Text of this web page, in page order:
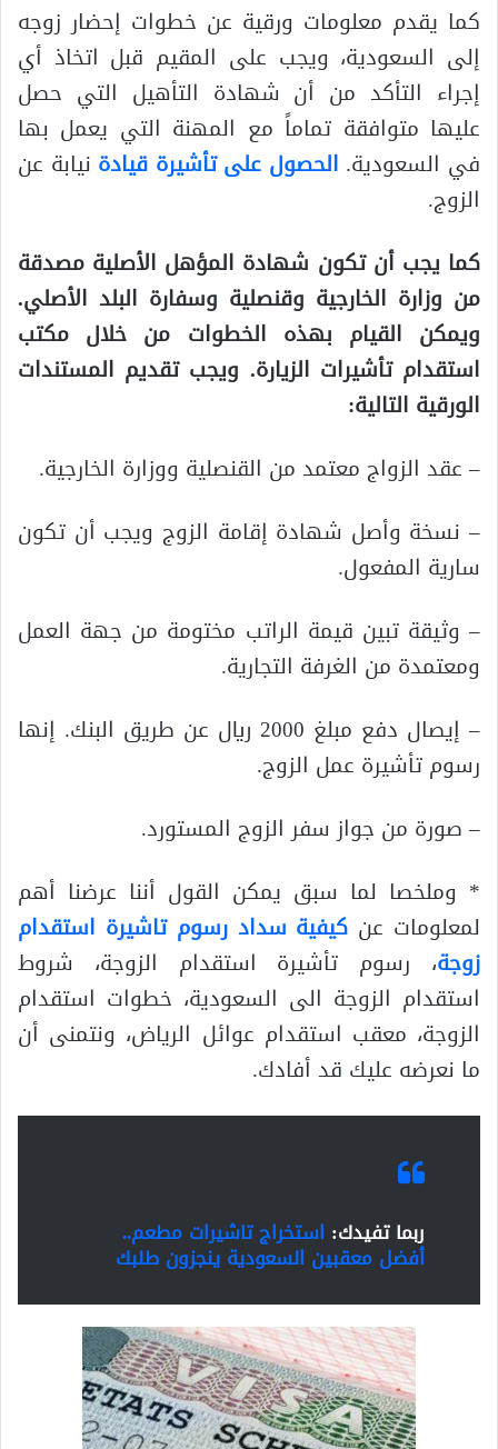
كما يقدم معلومات ورقية عن خطوات إحضار زوجه
إلى السعودية، ويجب على المقيم قبل اتخاذ أي
إجراء التأكد من أن شهادة التأهيل التي حصل
عليها متوافقة تماماً مع المهنة التي يعمل بها
في السعودية. الحصول على تأشيرة قيادة نيابة عن
الزوج.
كما يجب أن تكون شهادة المؤهل الأصلية مصدقة
من وزارة الخارجية وقنصلية وسفارة البلد الأصلي.
ويمكن القيام بهذه الخطوات من خلال مكتب
استقدام تأشيرات الزيارة. ويجب تقديم المستندات
الورقية التالية:
– عقد الزواج معتمد من القنصلية ووزارة الخارجية.
– نسخة وأصل شهادة إقامة الزوج ويجب أن تكون
سارية المفعول.
– وثيقة تبين قيمة الراتب مختومة من جهة العمل
ومعتمدة من الغرفة التجارية.
– إيصال دفع مبلغ 2000 ريال عن طريق البنك. إنها
رسوم تأشيرة عمل الزوج.
– صورة من جواز سفر الزوج المستورد.
* وملخصا لما سبق يمكن القول أننا عرضنا أهم
لمعلومات عن كيفية سداد رسوم تاشيرة استقدام
زوجة، رسوم تأشيرة استقدام الزوجة، شروط
استقدام الزوجة الى السعودية، خطوات استقدام
الزوجة، معقب استقدام عوائل الرياض، ونتمنى أن
ما نعرضه عليك قد أفادك.
ربما تفيدك: استخراج تاشيرات مطعم..
أفضل معقبين السعودية ينجزون طلبك